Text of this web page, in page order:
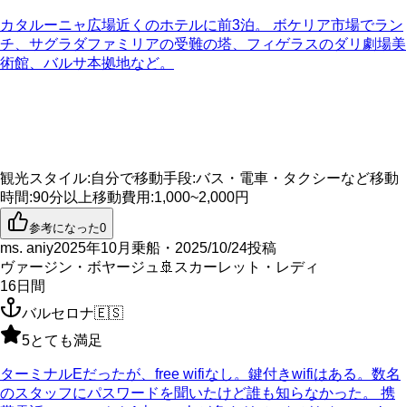
カタルーニャ広場近くのホテルに前3泊。 ボケリア市場でラン
チ、サグラダファミリアの受難の塔、フィゲラスのダリ劇場美
術館、バルサ本拠地など。
観光スタイル:自分で移動手段:バス・電車・タクシーなど移動
時間:90分以上移動費用 :1,000~2,000円
参考になった0
ms. aniy2025年10月乗船・2025/10/24投稿
ヴァージン・ボヤージュ 🚢 スカーレット・レディ
16日間
バルセロナ🇪🇸
5とても満足
ターミナルEだったが、free wifiなし。鍵付きwifiはある。数名
のスタッフにパスワードを聞いたけど誰も知らなかった。 携